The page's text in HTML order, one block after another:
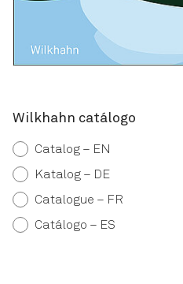
Wilkhahn catálogo
Catalog – EN
Katalog – DE
Catalogue – FR
Catálogo – ES